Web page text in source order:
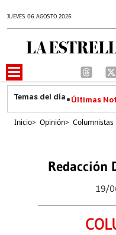
JUEVES 06 AGOSTO 2026
Últimas
Inicio> Opinión> Columnistas
Redacción
19/